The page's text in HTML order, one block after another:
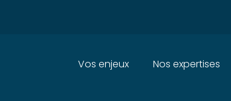
Principal
Vos enjeux Nos expertises
DANS LES DOM EN 2024